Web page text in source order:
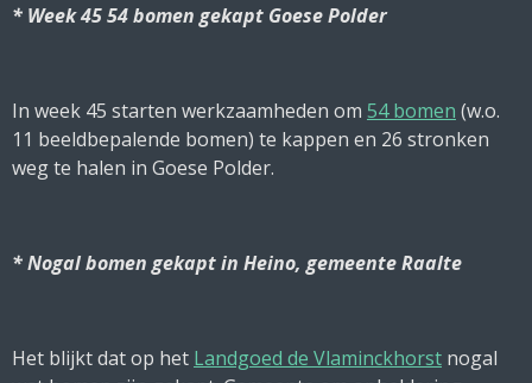
* Week 45 54 bomen gekapt Goese Polder
In week 45 starten werkzaamheden om 54 bomen (w.o.
11 beeldbepalende bomen) te kappen en 26 stronken
weg te halen in Goese Polder.
* Nogal bomen gekapt in Heino, gemeente Raalte
Het blijkt dat op het Landgoed de Vlaminckhorst nogal